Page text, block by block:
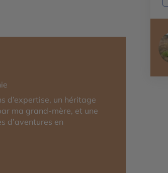
d’expertise, un héritage
ma grand-mère, et une
d’aventures en